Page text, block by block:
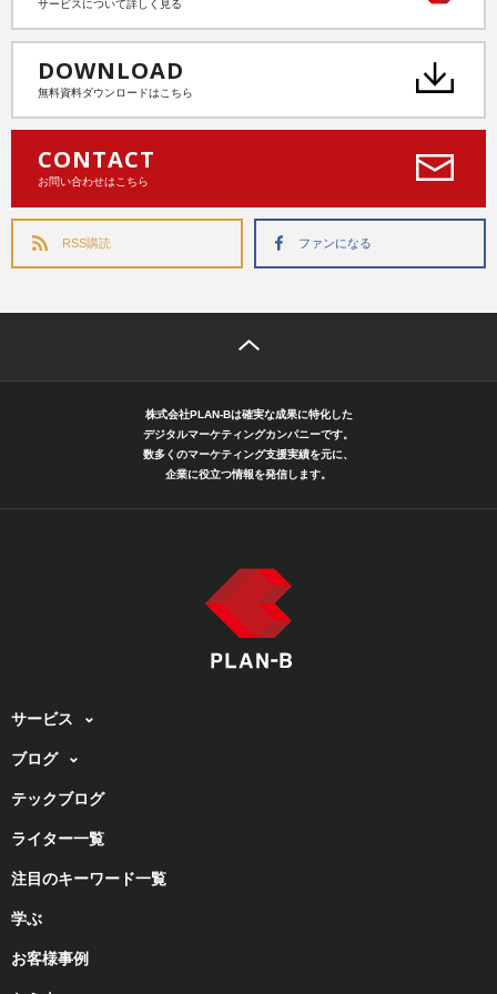
サービスについて詳しく見る
DOWNLOAD
無料資料ダウンロードはこちら
CONTACT
お問い合わせはこちら
RSS購読 ファンになる
株式会社PLAN-Bは確実な成果に特化した
デジタルマーケティングカンパニーです。
数多くのマーケティング支援実績を元に、
企業に役立つ情報を発信します。
サービス
ブログ
テックブログ
ライター一覧
注目のキーワード一覧
学ぶ
お客様事例